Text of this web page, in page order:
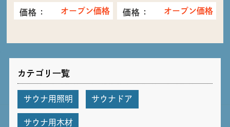
価格： オープン価格 価格： オープン価格
カテゴリ一覧
サウナ用照明 サウナドア
サウナ用木材